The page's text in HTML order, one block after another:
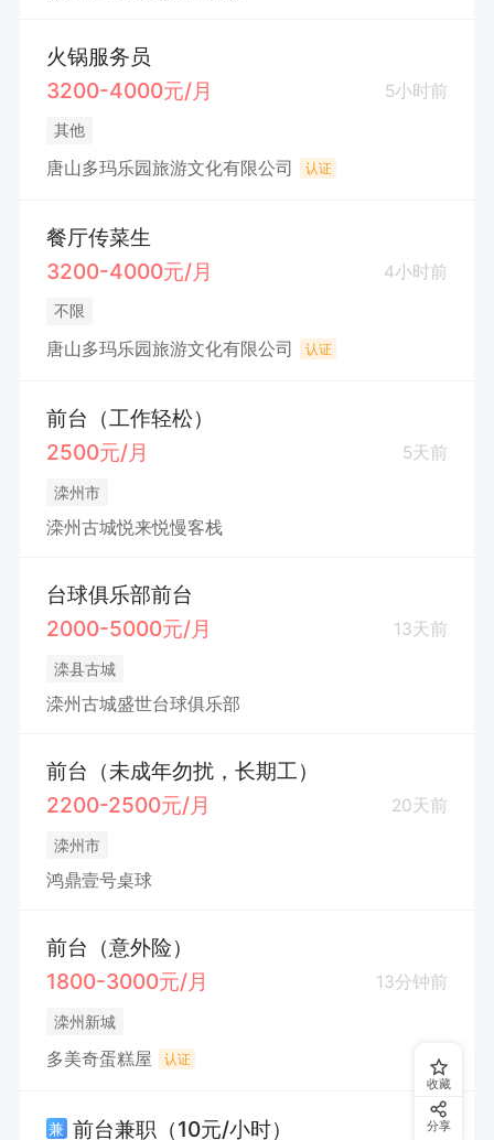
火锅服务员
3200-4000元/月
5小时前
其他
唐山多玛乐园旅游文化有限公司 认证
餐厅传菜生
3200-4000元/月
4小时前
不限
唐山多玛乐园旅游文化有限公司 认证
前台（工作轻松）
2500元/月
5天前
滦州市
滦州古城悦来悦慢客栈
台球俱乐部前台
2000-5000元/月
13天前
滦县古城
滦州古城盛世台球俱乐部
前台（未成年勿扰，长期工）
2200-2500元/月
20天前
滦州市
鸿鼎壹号桌球
前台（意外险）
1800-3000元/月
13分钟前
滦州新城
多美奇蛋糕屋 认证
兼 前台兼职（10元/小时）
收藏
分享